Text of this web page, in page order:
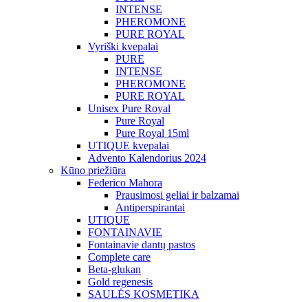
INTENSE
PHEROMONE
PURE ROYAL
Vyriški kvepalai
PURE
INTENSE
PHEROMONE
PURE ROYAL
Unisex Pure Royal
Pure Royal
Pure Royal 15ml
UTIQUE kvepalai
Advento Kalendorius 2024
Kūno priežiūra
Federico Mahora
Prausimosi geliai ir balzamai
Antiperspirantai
UTIQUE
FONTAINAVIE
Fontainavie dantų pastos
Complete care
Beta-glukan
Gold regenesis
SAULĖS KOSMETIKA